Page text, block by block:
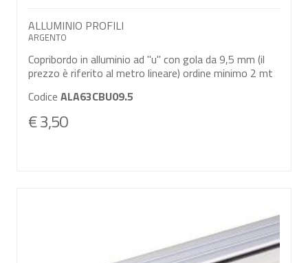
ALLUMINIO PROFILI
ARGENTO
Copribordo in alluminio ad ''u'' con gola da 9,5 mm (il
prezzo è riferito al metro lineare) ordine minimo 2 mt
Codice ALA63CBU09.5
€ 3,50